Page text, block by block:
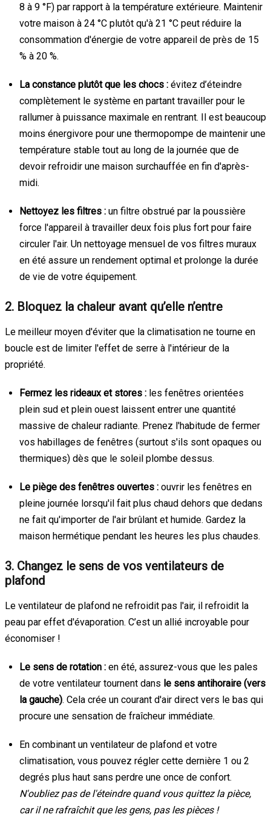
8 à 9 °F) par rapport à la température extérieure. Maintenir
votre maison à 24 °C plutôt qu'à 21 °C peut réduire la
consommation d'énergie de votre appareil de près de 15
% à 20 %.
La constance plutôt que les chocs : évitez d’éteindre
complètement le système en partant travailler pour le
rallumer à puissance maximale en rentrant. Il est beaucoup
moins énergivore pour une thermopompe de maintenir une
température stable tout au long de la journée que de
devoir refroidir une maison surchauffée en fin d'après-
midi.
Nettoyez les filtres : un filtre obstrué par la poussière
force l'appareil à travailler deux fois plus fort pour faire
circuler l'air. Un nettoyage mensuel de vos filtres muraux
en été assure un rendement optimal et prolonge la durée
de vie de votre équipement.
2. Bloquez la chaleur avant qu’elle n’entre
Le meilleur moyen d'éviter que la climatisation ne tourne en
boucle est de limiter l'effet de serre à l'intérieur de la
propriété.
Fermez les rideaux et stores : les fenêtres orientées
plein sud et plein ouest laissent entrer une quantité
massive de chaleur radiante. Prenez l'habitude de fermer
vos habillages de fenêtres (surtout s'ils sont opaques ou
thermiques) dès que le soleil plombe dessus.
Le piège des fenêtres ouvertes : ouvrir les fenêtres en
pleine journée lorsqu'il fait plus chaud dehors que dedans
ne fait qu'importer de l'air brûlant et humide. Gardez la
maison hermétique pendant les heures les plus chaudes.
3. Changez le sens de vos ventilateurs de
plafond
Le ventilateur de plafond ne refroidit pas l'air, il refroidit la
peau par effet d'évaporation. C’est un allié incroyable pour
économiser !
Le sens de rotation : en été, assurez-vous que les pales
de votre ventilateur tournent dans le sens antihoraire (vers
la gauche). Cela crée un courant d'air direct vers le bas qui
procure une sensation de fraîcheur immédiate.
En combinant un ventilateur de plafond et votre
climatisation, vous pouvez régler cette dernière 1 ou 2
degrés plus haut sans perdre une once de confort.
N'oubliez pas de l'éteindre quand vous quittez la pièce,
car il ne rafraîchit que les gens, pas les pièces !